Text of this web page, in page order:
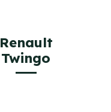
Renault
Twingo